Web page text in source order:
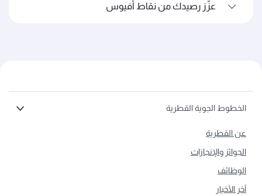
عزّز رصيدك من نقاط أفيوس
الخطوط الجوية القطرية
عن القطرية
الجوائز والإنجازات
الوظائف
آخر الأخبار